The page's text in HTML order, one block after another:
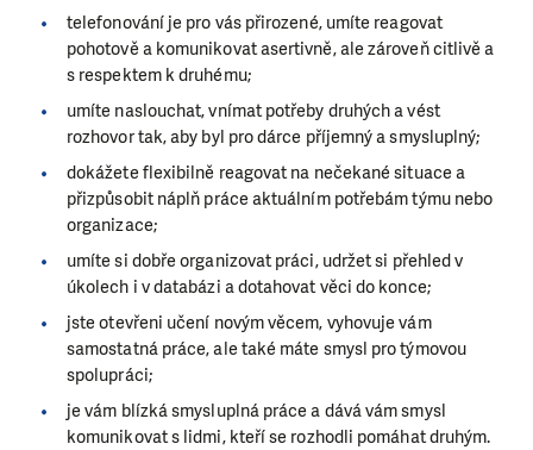
telefonování je pro vás přirozené, umíte reagovat
pohotově a komunikovat asertivně, ale zároveň citlivě a
s respektem k druhému;
umíte naslouchat, vnímat potřeby druhých a vést
rozhovor tak, aby byl pro dárce příjemný a smysluplný;
dokážete flexibilně reagovat na nečekané situace a
přizpůsobit náplň práce aktuálním potřebám týmu nebo
organizace;
umíte si dobře organizovat práci, udržet si přehled v
úkolech i v databázi a dotahovat věci do konce;
jste otevřeni učení novým věcem, vyhovuje vám
samostatná práce, ale také máte smysl pro týmovou
spolupráci;
je vám blízká smysluplná práce a dává vám smysl
komunikovat s lidmi, kteří se rozhodli pomáhat druhým.